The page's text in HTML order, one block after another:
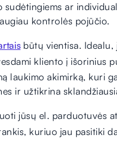
sudėtingiems ar
kontrolės pojūčio.
būtų vientisa. Idealu,
kliento į išorinius
laukimo akimirką, kuri
ir užtikrina
jūsų el. parduotuvės
kuriuo jau pasitiki